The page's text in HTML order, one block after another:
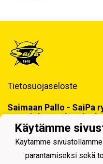
Tietosuojaseloste
Saimaan Pallo - SaiPa
Käynti- ja postiosoite
Käytämme
Käytämme
parantamiseksi sekä